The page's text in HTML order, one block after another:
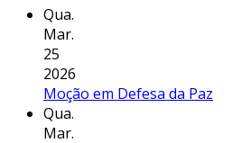
Qua.
Mar.
25
2026
Moção em Defesa da Paz
Qua.
Mar.